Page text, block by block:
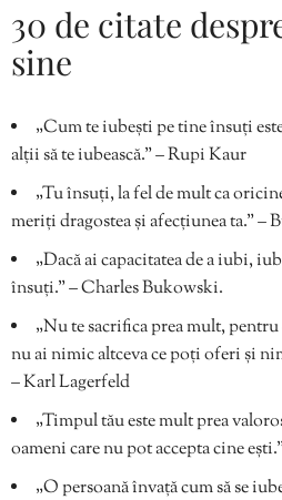
30 de citate
sine
„Cum te iubești pe tine însuți
alții să te iubească.” – Rupi Kaur
„Tu însuți, la fel de mult ca
meriți dragostea și afecțiunea ta.” –
„Dacă ai capacitatea de a iubi,
însuți.” – Charles Bukowski.
„Nu te sacrifica prea mult,
nu ai nimic altceva ce poți oferi și
– Karl Lagerfeld
„Timpul tău este mult prea
oameni care nu pot accepta cine
„O persoană învață cum să se